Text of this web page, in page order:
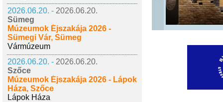
2026.06.20. - 2026.06.20.
Sümeg
Múzeumok Éjszakája 2026 -
Sümegi Vár, Sümeg
Vármúzeum
2026.06.20. - 2026.06.20.
Szőce
Múzeumok Éjszakája 2026 - Lápok
Háza, Szőce
Lápok Háza